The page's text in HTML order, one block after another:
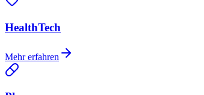
HealthTech
Mehr erfahren